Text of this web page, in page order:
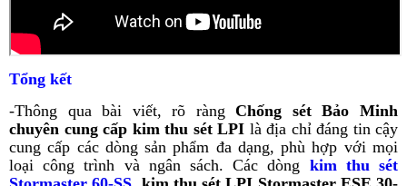
Tổng kết
-Thông qua bài viết, rõ ràngChống sét Bảo Minh
chuyên cung cấp kim thu sét LPI là địa chỉ đáng tin cậy
cung cấp các dòng sản phẩm đa dạng, phù hợp với mọi
loại công trình và ngân sách. Các dòng kim thu sét